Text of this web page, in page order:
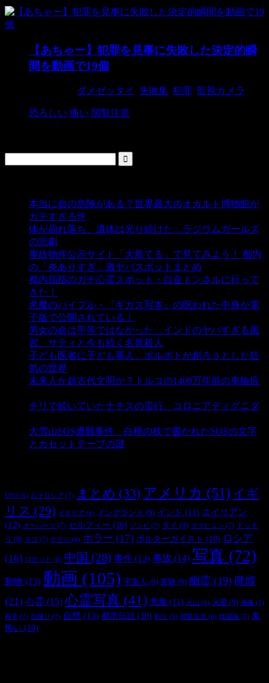
【あちゃー】犯罪を見事に失敗した決定的瞬
間を動画で19個
ダメゼッタイ 失敗集 犯罪 監視カメラ
恐ろしい 痛い 閲覧注意
本当に命の危険がある？世界最大のオカルト博物館が
ガチすぎる件
体が崩れ落ち、遺体は光り続けた…ラジウムガールズ
の悲劇
事故物件公示サイト「大島てる」で見てみよう！ 都内
の「炎ありすぎ」激ヤバスポットまとめ
都内屈指のガチ心霊スポット・白金トンネルに行って
きた！
悪魔のバイブル・『ギガス写本』の呪われた中身が電
子版で公開されている！
男女の命は平等ではなかった…インドのヤバすぎる風
習、サティと今も続く名誉殺人
子ども医者に子ども軍人、ポルポトが創ろうとした狂
気の世界
未来人か超古代文明か？トルコの1400万年前の車輪痕
チリで続いていたナチスの蛮行、コロニアディグニダ
大雪山SOS遭難事件 白樺の枝で書かれたSOSの文字
とカセットテープの謎
UFO (6) おそロシア (7) まとめ (33) アメリカ (51) イギ
リス (29) イタリア (6) イングランド (9) インド (11) エイリアン
(12) オーパーツ (7) セルフィー (10) ゾンビ (7) タイ (9) タマヒュン (7)
ドッキ
リ (8) ネコ (7) ホテル (6) ホラー (17) ポルターガイスト (10) ロシア
(16)
ロボット (6) 中国 (28) 事件 (13) 事故 (14) 写真 (72)
動物 (13) 動画 (105) 宇宙人 (9) 実験 (9) 幽霊 (19) 廃墟
(21) 心霊 (15) 心霊写真 (41) 悪魔 (11) 火山 (6) 火星 (9) 画像 (7)
科学 (7) 自撮り (7) 自然 (13) 都市伝説 (10) 釣り (6) 閲覧注意 (6) 陰謀論 (7) 鬼
怖い (10)